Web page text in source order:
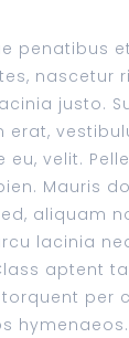
penatibus
nascetur
justo.
erat,
velit.
Mauris
aliquam
lacinia
aptent
per